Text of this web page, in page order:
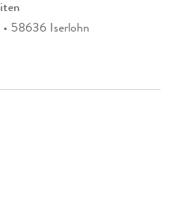
• 58636 Iserlohn